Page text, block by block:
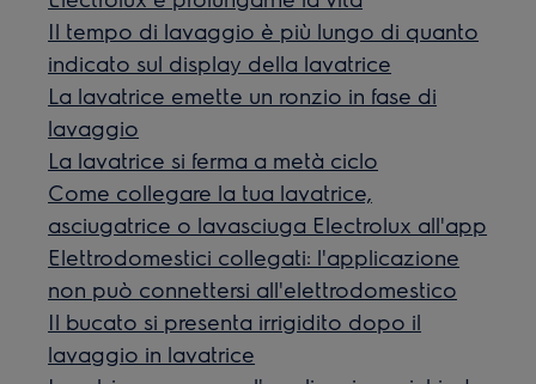
Il tempo di lavaggio è più lungo di quanto
indicato sul display della lavatrice
La lavatrice emette un ronzio in fase di
lavaggio
La lavatrice si ferma a metà ciclo
Come collegare la tua lavatrice,
asciugatrice o lavasciuga Electrolux all'app
Elettrodomestici collegati: l'applicazione
non può connettersi all'elettrodomestico
Il bucato si presenta irrigidito dopo il
lavaggio in lavatrice